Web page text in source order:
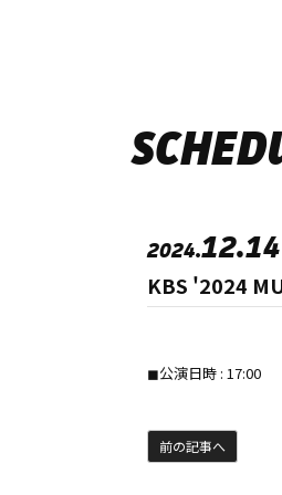
2024.12.14
KBS '2024
◼︎公演日時 : 17:00
前の記事へ